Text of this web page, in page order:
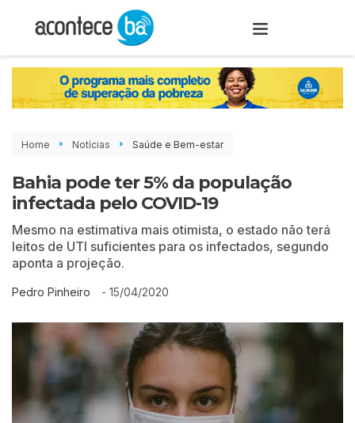
Home Notícias Saúde e Bem-estar
Bahia pode ter 5% da população
infectada pelo COVID-19
Mesmo na estimativa mais otimista, o estado não terá
leitos de UTI suficientes para os infectados, segundo
aponta a projeção.
Pedro Pinheiro - 15/04/2020